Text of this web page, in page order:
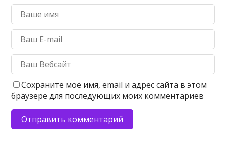
Сохраните моё имя, email и адрес сайта в этом
браузере для последующих моих комментариев